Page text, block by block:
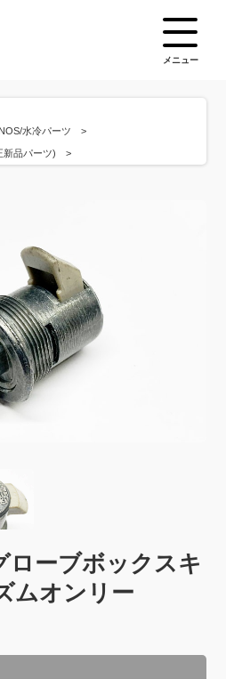
メニュー
水冷パーツ
新品パーツ)
ローブボックスキ
ムオンリー